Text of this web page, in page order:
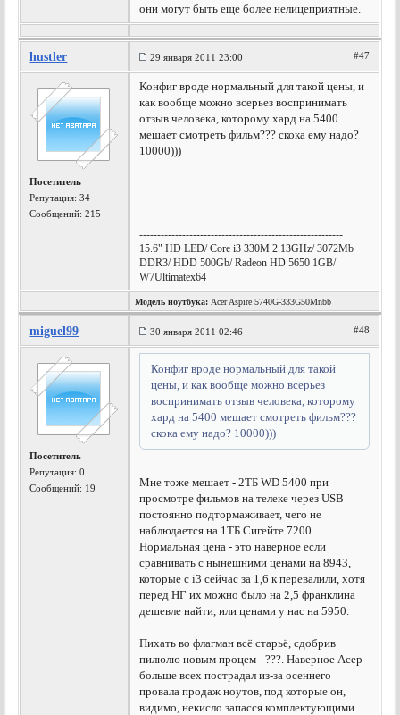
они могут быть еще более нелицеприятные.
hustler 29 января 2011 23:00 #47
Посетитель
Репутация:34
Сообщений: 215
Конфиг вроде нормальный для такой цены, и
как вообще можно всерьез воспринимать
отзыв человека, которому хард на 5400
мешает смотреть фильм??? скока ему надо?
10000)))
---------------------------------------------------------
15.6" HD LED/ Core i3 330M 2.13GHz/ 3072Mb
DDR3/ HDD 500Gb/ Radeon HD 5650 1GB/
W7Ultimatex64
Модель ноутбука: Acer Aspire 5740G-333G50Mnbb
miguel99 30 января 2011 02:46 #48
Посетитель
Репутация:0
Сообщений: 19
Конфиг вроде нормальный для такой
цены, и как вообще можно всерьез
воспринимать отзыв человека, которому
хард на 5400 мешает смотреть фильм???
скока ему надо? 10000)))
Мне тоже мешает - 2ТБ WD 5400 при
просмотре фильмов на телеке через USB
постоянно подтормаживает, чего не
наблюдается на 1ТБ Сигейте 7200.
Нормальная цена - это наверное если
сравнивать с нынешними ценами на 8943,
которые с i3 сейчас за 1,6 к перевалили, хотя
перед НГ их можно было на 2,5 франклина
дешевле найти, или ценами у нас на 5950.
Пихать во флагман всё старьё, сдобрив
пилюлю новым процем - ???. Наверное Асер
больше всех пострадал из-за осеннего
провала продаж ноутов, под которые он,
видимо, некисло запасся комплектующими.